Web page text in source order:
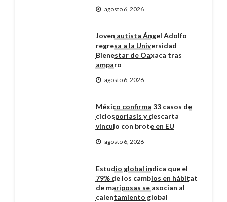
agosto 6, 2026
Joven autista Ángel Adolfo
regresa a la Universidad
Bienestar de Oaxaca tras
amparo
agosto 6, 2026
México confirma 33 casos de
ciclosporiasis y descarta
vínculo con brote en EU
agosto 6, 2026
Estudio global indica que el
79% de los cambios en hábitat
de mariposas se asocian al
calentamiento global